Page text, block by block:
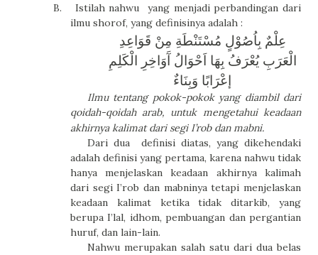
B.
Istilah nahwu yang menjadi perbandingan dari
ilmu shorof, yang definisinya adalah :
عِلْمٌ بِاُصُوْلٍ مُسْتَنْطَةِ مِنْ قَوَاعِدِ
الْعَرَبِ يُعْرَفُ بِهَا اَحْوَالُ آَوَاخِرِ الْكَلِمِ
إعْرَابًا وَبِنَاءٌ
Ilmu tentang pokok-pokok yang diambil dari
qoidah-qoidah arab, untuk mengetahui keadaan
akhirnya kalimat dari segi I’rob dan mabni.
Dari dua
definisi diatas, yang dikehendaki
adalah definisi yang pertama, karena nahwu tidak
hanya menjelaskan keadaan akhirnya kalimah
dari segi I’rob dan mabninya tetapi menjelaskan
keadaan kalimat ketika tidak ditarkib, yang
berupa I’lal, idhom, pembuangan dan pergantian
huruf, dan lain-lain.
Nahwu merupakan salah satu dari dua belas